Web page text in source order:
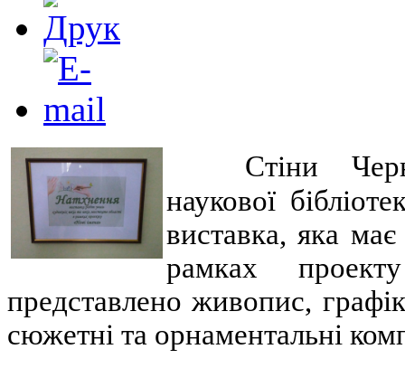
Стіни
наукової
виставка, яка
рамках
представлено живопис,
сюжетні та орнаментальні